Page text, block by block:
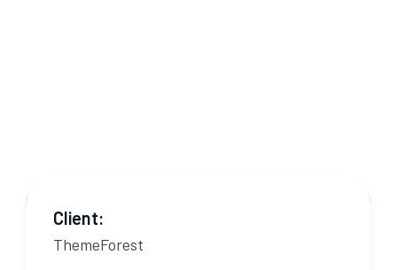
Client:
ThemeForest